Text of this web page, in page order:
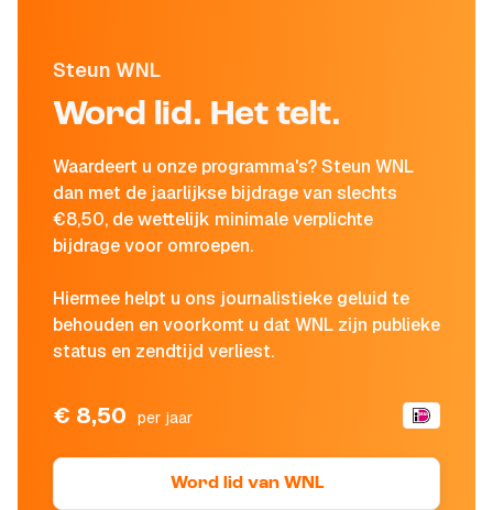
Steun WNL
Word lid. Het telt.
Waardeert u onze programma's? Steun WNL
dan met de jaarlijkse bijdrage van slechts
€8,50, de wettelijk minimale verplichte
bijdrage voor omroepen.
Hiermee helpt u ons journalistieke geluid te
behouden en voorkomt u dat WNL zijn publieke
status en zendtijd verliest.
€ 8,50 per jaar
Word lid van WNL